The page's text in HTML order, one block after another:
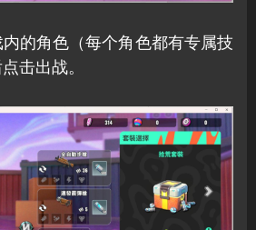
的角色（每个角色都有专属技
击出战。